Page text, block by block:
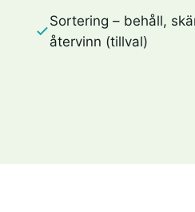
Sortering – behåll,
återvinn (tillval)